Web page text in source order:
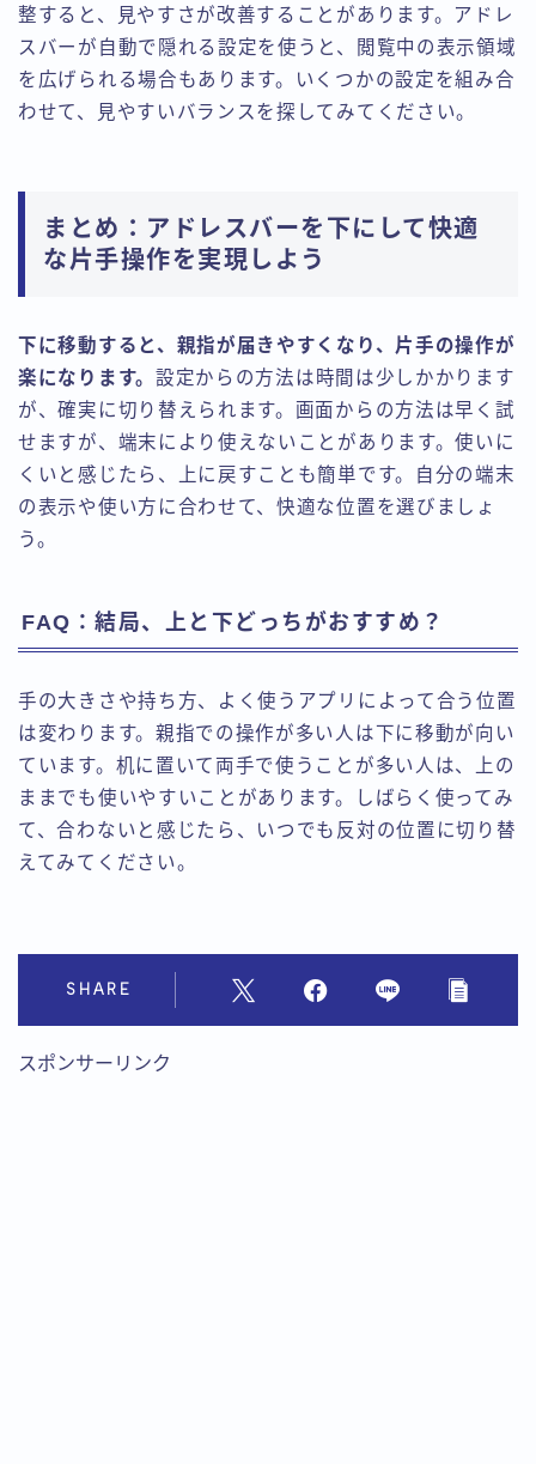
整すると、見やすさが改善することがあります。アドレ
スバーが自動で隠れる設定を使うと、閲覧中の表示領域
を広げられる場合もあります。いくつかの設定を組み合
わせて、見やすいバランスを探してみてください。
まとめ：アドレスバーを下にして快適
な片手操作を実現しよう
下に移動すると、親指が届きやすくなり、片手の操作が
楽になります。 設定からの方法は時間は少しかかります
が、確実に切り替えられます。画面からの方法は早く試
せますが、端末により使えないことがあります。使いに
くいと感じたら、上に戻すことも簡単です。自分の端末
の表示や使い方に合わせて、快適な位置を選びましょ
う。
FAQ：結局、上と下どっちがおすすめ？
手の大きさや持ち方、よく使うアプリによって合う位置
は変わります。親指での操作が多い人は下に移動が向い
ています。机に置いて両手で使うことが多い人は、上の
ままでも使いやすいことがあります。しばらく使ってみ
て、合わないと感じたら、いつでも反対の位置に切り替
えてみてください。
SHARE
スポンサーリンク